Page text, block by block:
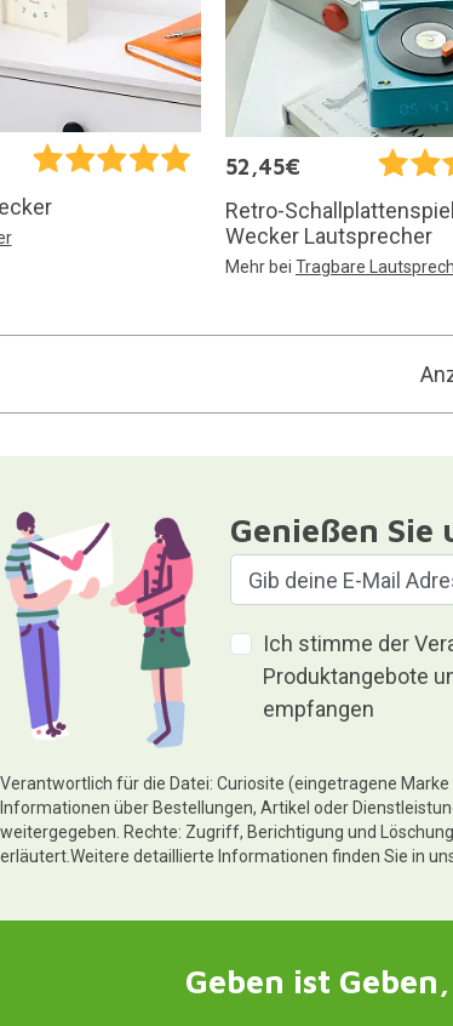
52,45€
Retro-
Wecker Lautsprecher
Mehr bei Tragbare
Genießen
Ich stimme der
Produktangebote
empfangen
Verantwortlich für die Datei: Curiosite (eingetragene
Informationen über Bestellungen, Artikel oder
weitergegeben. Rechte: Zugriff, Berichtigung und
erläutert.Weitere detaillierte Informationen finden Sie in
Geben ist